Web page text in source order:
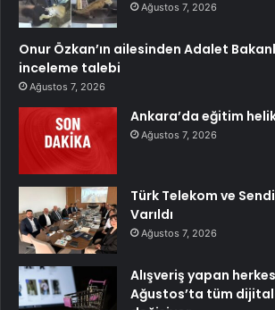
Ağustos 7, 2026
Onur Özkan’ın ailesinden Adalet
inceleme talebi
Ağustos 7, 2026
Ankara’da eğitim
Ağustos 7, 2026
Türk Telekom ve
Varıldı
Ağustos 7, 2026
Alışveriş yapan
Ağustos’ta tüm